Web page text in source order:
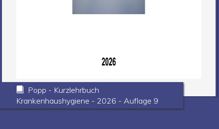
Popp - Kurzlehrbuch
Krankenhaushygiene - 2026 - Auflage 9